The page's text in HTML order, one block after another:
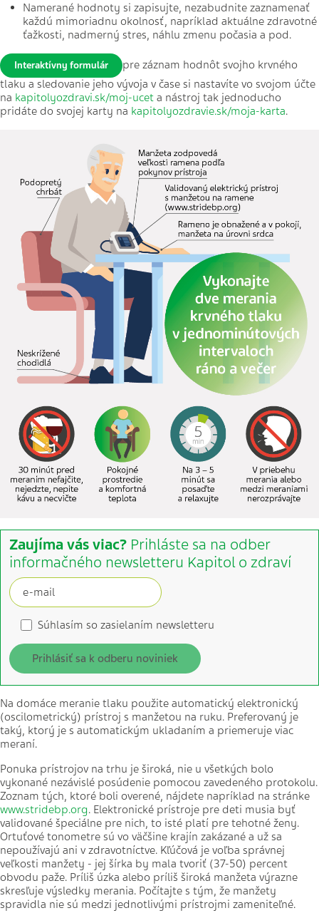
Namerané hodnoty si zapisujte, nezabudnite zaznamenať
každú mimoriadnu okolnosť, napríklad aktuálne zdravotné
ťažkosti, nadmerný stres, náhlu zmenu počasia a pod.
Interaktívny formulár
pre záznam hodnôt svojho krvného
tlaku a sledovanie jeho vývoja v čase si nastavíte vo svojom účte
na kapitolyozdravi.sk/moj-ucet a nástroj tak jednoducho
pridáte do svojej karty na kapitolyozdravie.sk/moja-karta.
Zaujíma vás viac? Prihláste sa na odber
informačného newsletteru Kapitol o zdraví
Súhlasím so zasielaním newsletteru
Prihlásiť sa k odberu noviniek
Na domáce meranie tlaku použite automatický elektronický
(oscilometrický) prístroj s manžetou na ruku. Preferovaný je
taký, ktorý je s automatickým ukladaním a priemeruje viac
meraní.
Ponuka prístrojov na trhu je široká, nie u všetkých bolo
vykonané nezávislé posúdenie pomocou zavedeného protokolu.
Zoznam tých, ktoré boli overené, nájdete napríklad na stránke
www.stridebp.org. Elektronické prístroje pre deti musia byť
validované špeciálne pre nich, to isté platí pre tehotné ženy.
Ortuťové tonometre sú vo väčšine krajín zakázané a už sa
nepoužívajú ani v zdravotníctve. Kľúčová je voľba správnej
veľkosti manžety - jej šírka by mala tvoriť (37-50) percent
obvodu paže. Príliš úzka alebo príliš široká manžeta výrazne
skresľuje výsledky merania. Počítajte s tým, že manžety
spravidla nie sú medzi jednotlivými prístrojmi zameniteľné.